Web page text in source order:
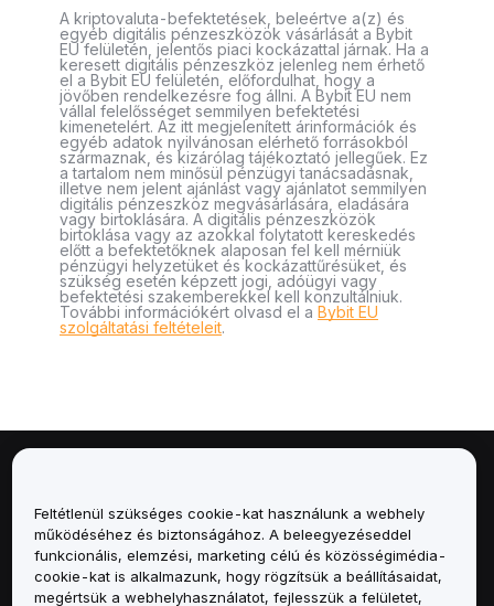
A kriptovaluta-befektetések, beleértve a(z) és
egyéb digitális pénzeszközök vásárlását a Bybit
EU felületén, jelentős piaci kockázattal járnak. Ha a
keresett digitális pénzeszköz jelenleg nem érhető
el a Bybit EU felületén, előfordulhat, hogy a
jövőben rendelkezésre fog állni. A Bybit EU nem
vállal felelősséget semmilyen befektetési
kimenetelért. Az itt megjelenített árinformációk és
egyéb adatok nyilvánosan elérhető forrásokból
származnak, és kizárólag tájékoztató jellegűek. Ez
a tartalom nem minősül pénzügyi tanácsadásnak,
illetve nem jelent ajánlást vagy ajánlatot semmilyen
digitális pénzeszköz megvásárlására, eladására
vagy birtoklására. A digitális pénzeszközök
birtoklása vagy az azokkal folytatott kereskedés
előtt a befektetőknek alaposan fel kell mérniük
pénzügyi helyzetüket és kockázattűrésüket, és
szükség esetén képzett jogi, adóügyi vagy
befektetési szakemberekkel kell konzultálniuk.
További információkért olvasd el a Bybit EU
szolgáltatási feltételeit.
Szolgáltatások
Támogatás
Feltétlenül szükséges cookie-kat használunk a webhely
működéséhez és biztonságához. A beleegyezéseddel
funkcionális, elemzési, marketing célú és közösségimédia-
cookie-kat is alkalmazunk, hogy rögzítsük a beállításaidat,
megértsük a webhelyhasználatot, fejlesszük a felületet,